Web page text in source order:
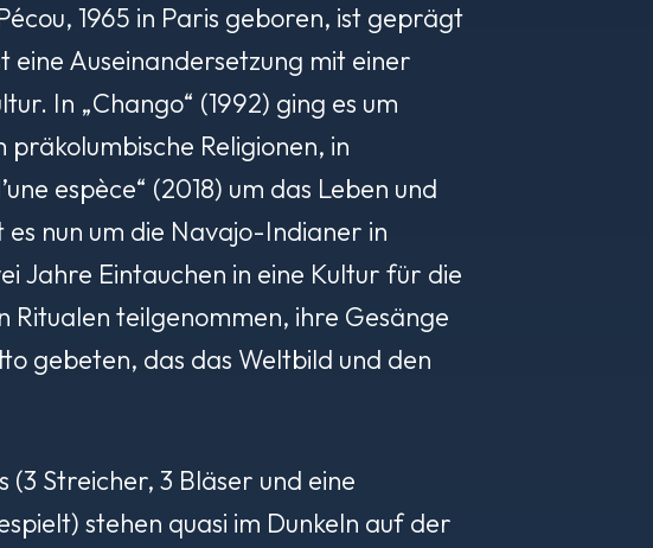
1965 in Paris geboren, ist geprägt
eine Auseinandersetzung mit einer
In „Chango“ (1992) ging es um
Religionen, in
espèce“ (2018) um das Leben und
nun um die Navajo-Indianer in
Jahre Eintauchen in eine Kultur für die
Ritualen teilgenommen, ihre Gesänge
gebeten, das das Weltbild und den
(3 Streicher, 3 Bläser und eine
stehen quasi im Dunkeln auf der